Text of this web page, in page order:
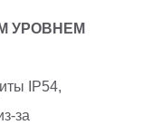
УРОВНЕМ
IP54,
за